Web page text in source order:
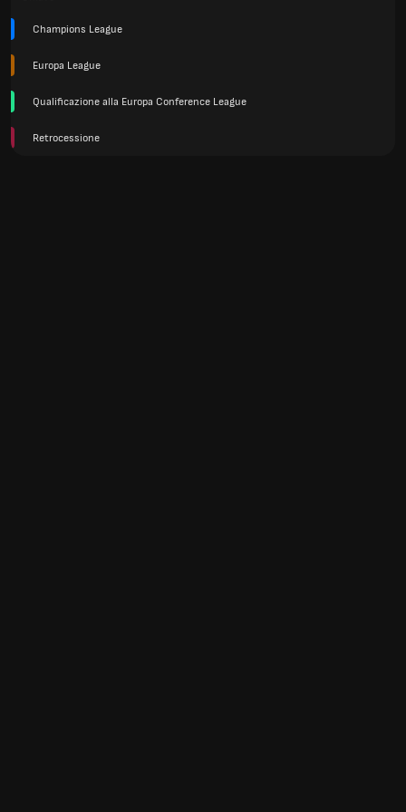
Champions League
Europa League
Qualificazione alla Europa Conference League
Retrocessione